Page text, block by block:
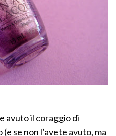
avuto il coraggio di
se non l’avete avuto, ma